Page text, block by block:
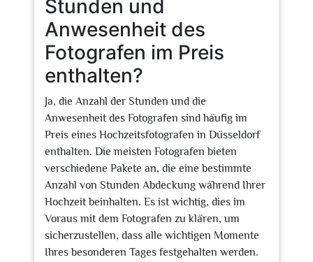
Stunden und
Anwesenheit des
Fotografen im Preis
enthalten?
Ja, die Anzahl der Stunden und die
Anwesenheit des Fotografen sind häufig im
Preis eines Hochzeitsfotografen in Düsseldorf
enthalten. Die meisten Fotografen bieten
verschiedene Pakete an, die eine bestimmte
Anzahl von Stunden Abdeckung während Ihrer
Hochzeit beinhalten. Es ist wichtig, dies im
Voraus mit dem Fotografen zu klären, um
sicherzustellen, dass alle wichtigen Momente
Ihres besonderen Tages festgehalten werden.